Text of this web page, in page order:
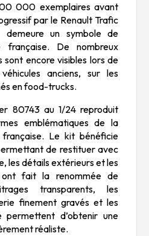
000 exemplaires avant
par le Renault Trafic
demeure un symbole de
française. De nombreux
sont encore visibles lors de
anciens, sur les
en food-trucks.
80743 au 1/24 reproduit
emblématiques de la
Le kit bénéficie
de restituer avec
les détails extérieurs et les
ont fait la renommée de
transparents, les
finement gravés et les
permettent d’obtenir une
réaliste.